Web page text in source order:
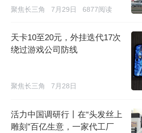
聚焦长三角 7月29日 6877阅读
天卡10至20元，外挂迭代17次
绕过游戏公司防线
聚焦长三角 7月28日
活力中国调研行丨在“头发丝上
雕刻”百亿生意，一家代工厂